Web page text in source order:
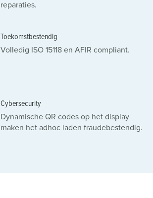
reparaties.
Toekomstbestendig
Volledig ISO 15118 en AFIR compliant.
Cybersecurity
Dynamische QR codes op het display
maken het adhoc laden fraudebestendig.